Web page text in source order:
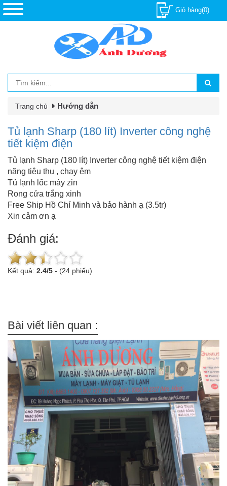
Giỏ hàng(0)
Trang chủ Hướng dẫn
Tủ lạnh Sharp (180 lít) Inverter công nghệ
tiết kiệm điện
Tủ lạnh Sharp (180 lít) Inverter công nghệ tiết kiệm điện
năng tiêu thụ , chạy êm
Tủ lạnh lốc máy zin
Rong cửa trắng xinh
Free Ship Hồ Chí Minh và bảo hành ạ (3.5tr)
Xin cảm ơn ạ
Đánh giá:
Kết quả: 2.4/5 - (24 phiếu)
Bài viết liên quan :